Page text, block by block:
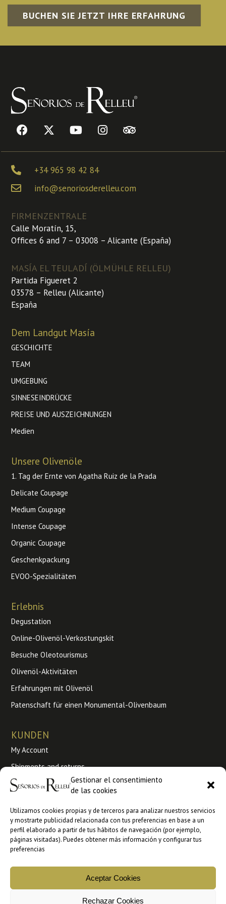
Gestionar el consentimiento
de las cookies
Utilizamos cookies propias y de terceros para analizar nuestros servicios
y mostrarte publicidad relacionada con tus preferencias en base a un
perfil elaborado a partir de tus hábitos de navegación (por ejemplo,
páginas visitadas). Puedes obtener más información y configurar tus
preferencias
Aceptar Cookies
Rechazar Cookies
BUCHEN SIE JETZT IHRE ERFAHRUNG
+34 965 98 42 84
info@senoriosderelleu.com
FIRMENZENTRALE
Calle Moratín, 15,
Offices 6 and 7 – 03008 – Alicante (España)
MASÍA EL TEULADÍ (ÖLMÜHLE RELLEU)
Partida Figueret 2
03578 – Relleu (Alicante)
España
Dem Landgut Masía
GESCHICHTE
TEAM
UMGEBUNG
SINNESEINDRÜCKE
PREISE UND AUSZEICHNUNGEN
Medien
Unsere Olivenöle
1. Tag der Ernte von Agatha Ruiz de la Prada
Delicate Coupage
Medium Coupage
Intense Coupage
Organic Coupage
Geschenkpackung
EVOO-Spezialitäten
Erlebnis
Degustation
Online-Olivenöl-Verkostungskit
Besuche Oleotourismus
Olivenöl-Aktivitäten
Erfahrungen mit Olivenöl
Patenschaft für einen Monumental-Olivenbaum
KUNDEN
My Account
Shipments and returns
Bestellungen
Großhandel
Kaufen Sie B2B bei Ankorstore